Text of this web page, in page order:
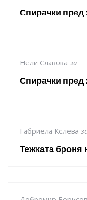
Спирачки пред
Нели Славова за
Спирачки пред
Габриела Колева
Тежката броня